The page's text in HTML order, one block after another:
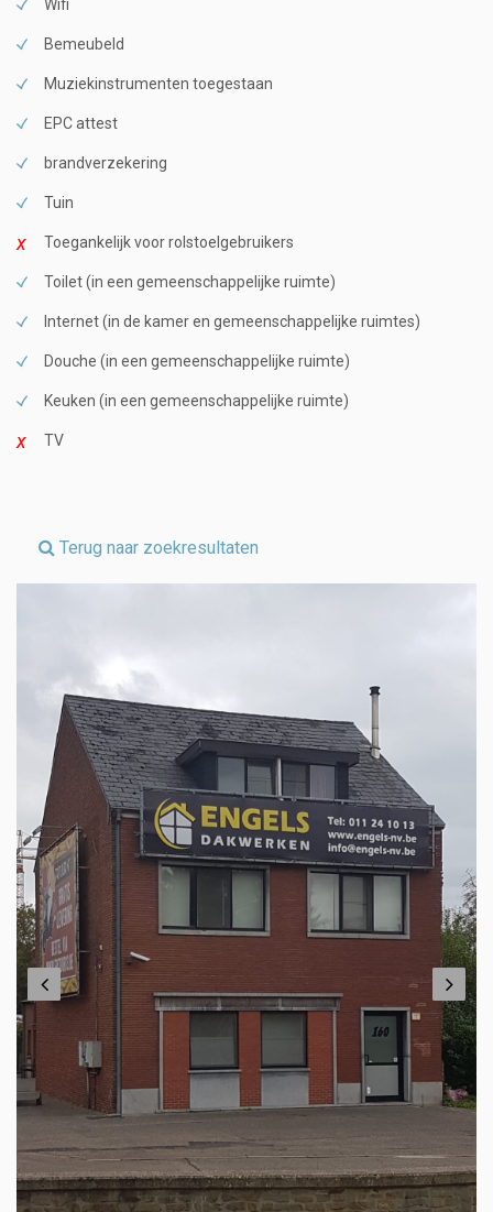
Wifi
Bemeubeld
Muziekinstrumenten toegestaan
EPC attest
brandverzekering
Tuin
Toegankelijk voor rolstoelgebruikers
Toilet (in een gemeenschappelijke ruimte)
Internet (in de kamer en gemeenschappelijke ruimtes)
Douche (in een gemeenschappelijke ruimte)
Keuken (in een gemeenschappelijke ruimte)
TV
Terug naar zoekresultaten